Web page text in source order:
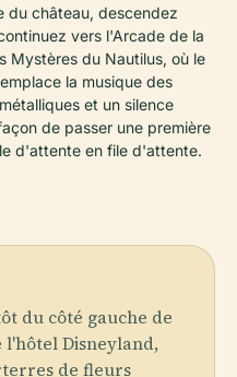
du château, descendez
vers l'Arcade de la
Mystères du Nautilus, où le
la musique des
et un silence
de passer une première
d'attente en file d'attente.
du côté gauche de
Disneyland,
de fleurs